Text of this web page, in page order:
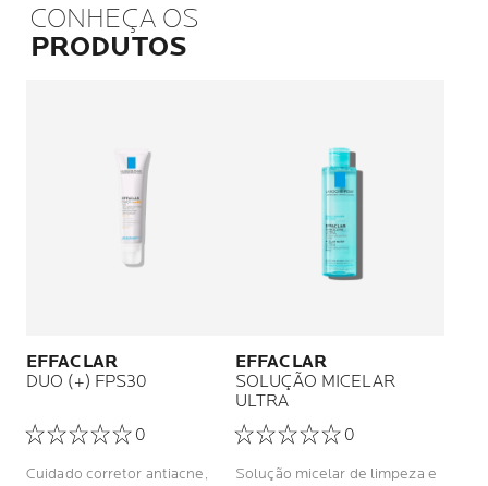
CONHEÇA OS
PRODUTOS
EFFACLAR
DUO (+) FPS30
0
Cuidado corretor antiacne,
EFFACLAR
SOLUÇÃO MICELAR
ULTRA
0
Solução micelar de limpeza e